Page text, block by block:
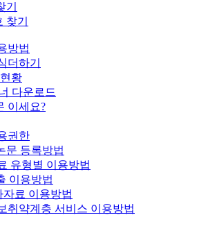
기
찾기
방법
더하기
황
다운로드
이세요?
권한
문 등록방법
유형별 이용방법
이용방법
자료 이용방법
취약계층 서비스 이용방법